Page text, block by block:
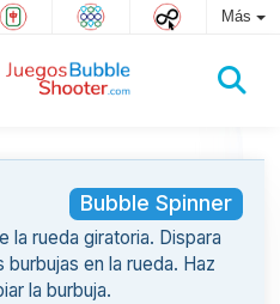
Más
Bubble Spinner
la rueda giratoria. Dispara
en la rueda. Haz
la burbuja.